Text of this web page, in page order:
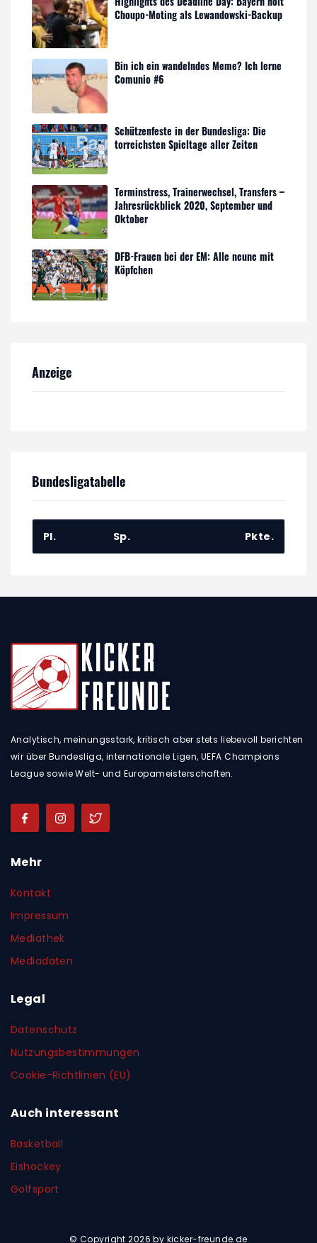
Choupo-Moting als Lewandowski-Backup
Bin ich ein wandelndes Meme? Ich lerne
Comunio #6
Schützenfeste in der Bundesliga: Die
torreichsten Spieltage aller Zeiten
Terminstress, Trainerwechsel, Transfers –
Jahresrückblick 2020, September und
Oktober
DFB-Frauen bei der EM: Alle neune mit
Köpfchen
Anzeige
Bundesligatabelle
Pl. Sp. Pkte.
Analytisch, meinungsstark, kritisch aber stets liebevoll berichten
wir über Bundesliga, internationale Ligen, UEFA Champions
League sowie Welt- und Europameisterschaften.
Mehr
Kontakt
Impressum
Mediathek
Mediadaten
Legal
Datenschutz
Nutzungsbestimmungen
Cookie-Richtlinien (EU)
Auch interessant
Basketball
Eishockey
Golfsport
© Copyright 2026 by kicker-freunde.de